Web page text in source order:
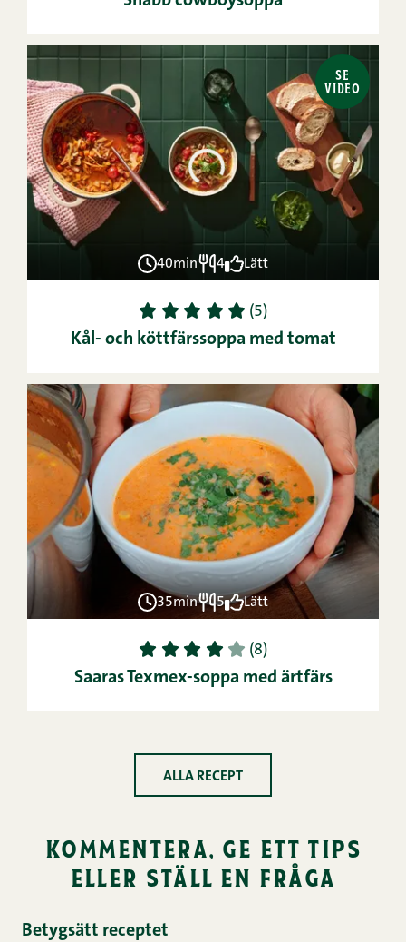
SE
VIDEO
40min 4 Lätt
1 2 3 4 5 (5)
Kål- och köttfärssoppa med tomat
35min 5 Lätt
1 2 3 4 5 (8)
Saaras Texmex-soppa med ärtfärs
ALLA RECEPT
kommentera, ge ett tips
eller ställ en fråga
Betygsätt receptet